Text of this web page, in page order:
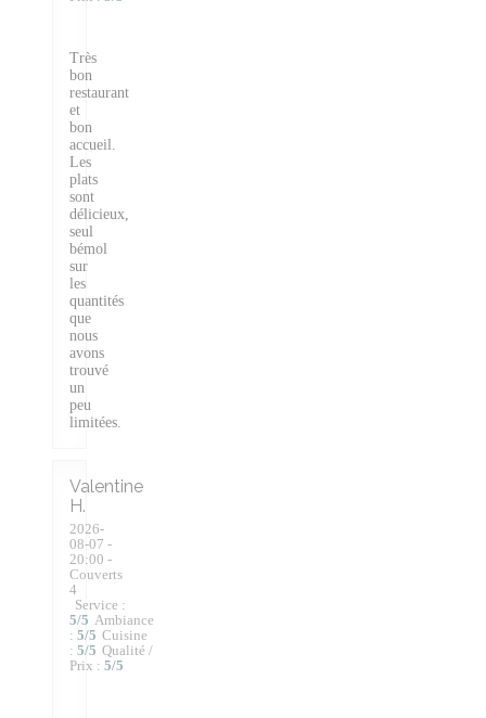
Très
bon
restaurant
et
bon
accueil.
Les
plats
sont
délicieux,
seul
bémol
sur
les
quantités
que
nous
avons
trouvé
un
peu
limitées.
Valentine
H
2026-
08-07 -
20:00 -
Couverts
4
Service :
5/5 Ambiance
: 5/5 Cuisine
: 5/5 Qualité /
Prix : 5/5